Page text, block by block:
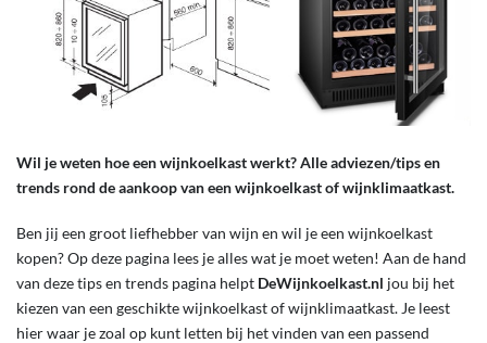
Wil je weten hoe een wijnkoelkast werkt? Alle adviezen/tips en
trends rond de aankoop van een wijnkoelkast of wijnklimaatkast.
Ben jij een groot liefhebber van wijn en wil je een wijnkoelkast
kopen? Op deze pagina lees je alles wat je moet weten! Aan de hand
van deze tips en trends pagina helpt DeWijnkoelkast.nl jou bij het
kiezen van een geschikte wijnkoelkast of wijnklimaatkast. Je leest
hier waar je zoal op kunt letten bij het vinden van een passend